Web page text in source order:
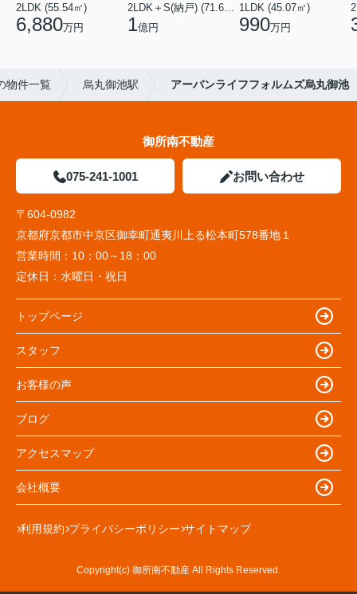
2LDK (55.54㎡)
6,880万円
2LDK＋S(納戸) (71.60㎡)
1億円
1LDK (45.07㎡)
990万円
物件一覧 烏丸御池駅 アーバンライフフォルムズ烏丸御池
御所南不動産
075-241-1001 お問い合わせ
〒604-0982
京都府京都市中京区御幸町通夷川上る松本町578番地１
営業時間： 10：00～18：00
定休日： 水曜日・祝日
トップページ
スタッフ
お客様の声
ブログ
アクセスマップ
会社概要
利用規約 プライバシーポリシー サイトマップ
Copyright(c) 御所南不動産 All Rights Reserved.